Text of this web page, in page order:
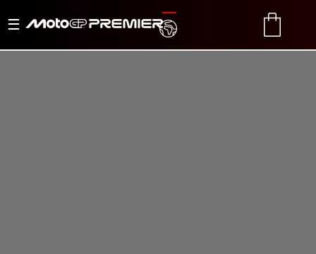
Menu
navigazione
TRANSLATE